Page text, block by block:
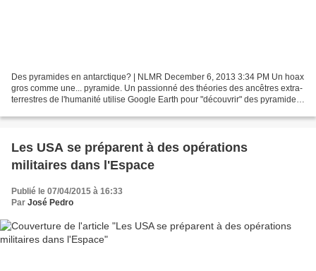
Des pyramides en antarctique? | NLMR December 6, 2013 3:34 PM Un hoax
gros comme une... pyramide. Un passionné des théories des ancêtres extra-
terrestres de l'humanité utilise Google Earth pour "découvrir" des pyramides
Les USA se préparent à des opérations
militaires dans l'Espace
Publié le 07/04/2015 à 16:33
Par José Pedro